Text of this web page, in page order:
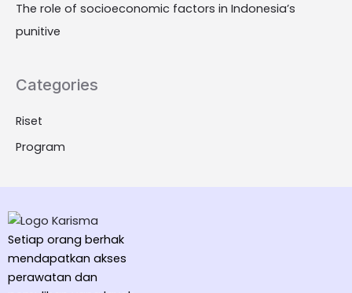
The role of socioeconomic factors in Indonesia’s
punitive
Categories
Riset
Program
Setiap orang berhak
mendapatkan akses
perawatan dan